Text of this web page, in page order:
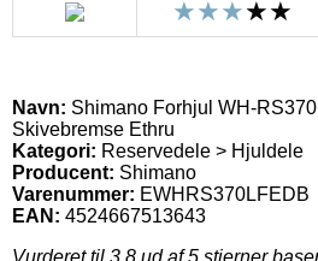
Navn: Shimano Forhjul WH-
Skivebremse Ethru
Kategori: Reservedele > Hjuldele
Producent: Shimano
Varenummer: EWHRS370LFEDB
EAN: 4524667513643
Vurderet til 3.8 ud af 5 stjerner